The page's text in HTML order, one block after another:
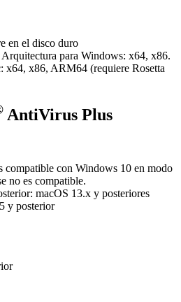
en el disco duro
para Windows: x64, x86.
x64, x86, ARM64 (requiere Rosetta
AntiVirus Plus
compatible con Windows 10 en modo
no es compatible.
macOS 13.x y posteriores
y posterior